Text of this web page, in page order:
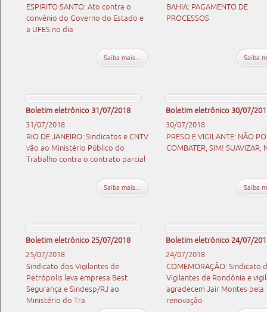
ESPIRITO SANTO: Ato contra o
convênio do Governo do Estado e
a UFES no dia
Saiba mais...
BAHIA: PAGAMENTO DE
PROCESSOS
Saiba
Boletim eletrônico 31/07/2018
31/07/2018
RIO DE JANEIRO: Sindicatos e CNTV
vão ao Ministério Público do
Trabalho contra o contrato parcial
Saiba mais...
Boletim eletrônico 30/07/
30/07/2018
PRESO E VIGILANTE: NÃO
COMBATER, SIM! SUAVIZAR,
Saiba
Boletim eletrônico 25/07/2018
25/07/2018
Sindicato dos Vigilantes de
Petrópolis leva empresa Best
Segurança e Sindesp/RJ ao
Ministério do Tra
Boletim eletrônico 24/07/
24/07/2018
COMEMORAÇÃO: Sindicato
Vigilantes de Rondônia e
agradecem Jair Montes pela
renovação